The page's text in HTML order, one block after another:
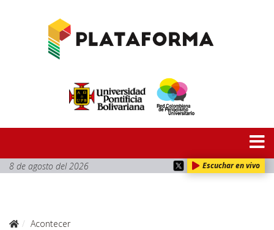
8 de agosto del 2026 Escuchar en vivo
Acontecer